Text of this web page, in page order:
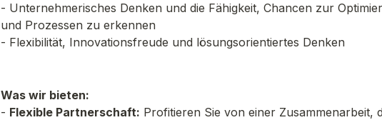
- Unternehmerisches Denken und die Fähigkeit, Chancen zur
und Prozessen zu erkennen
- Flexibilität, Innovationsfreude und lösungsorientiertes Denken
Was wir bieten:
- Flexible Partnerschaft: Profitieren Sie von einer Zusammenarbeit,